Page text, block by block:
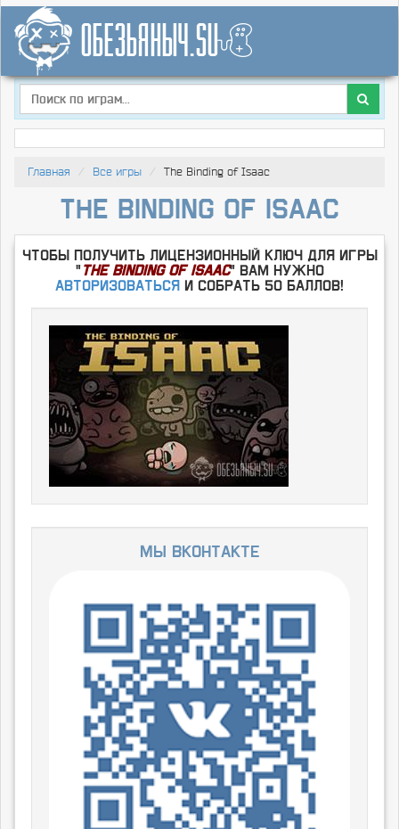
Главная Все игры The Binding of Isaac
The Binding of Isaac
Чтобы получить лицензионный ключ для игры
"The Binding of Isaac" Вам нужно
Авторизоваться
и собрать 50 баллов!
Мы ВКонтакте